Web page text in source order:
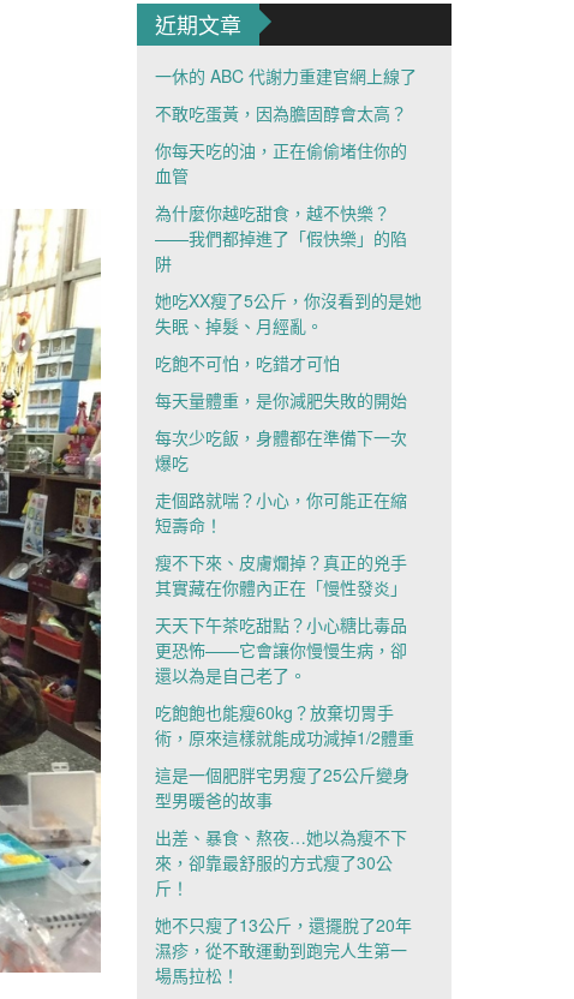
近期文章
一休的 ABC 代謝力重建官網上線了
不敢吃蛋黃，因為膽固醇會太高？
你每天吃的油，正在偷偷堵住你的
血管
為什麼你越吃甜食，越不快樂？
——我們都掉進了「假快樂」的陷
阱
她吃XX瘦了5公斤，你沒看到的是她
失眠、掉髮、月經亂。
吃飽不可怕，吃錯才可怕
每天量體重，是你減肥失敗的開始
每次少吃飯，身體都在準備下一次
爆吃
走個路就喘？小心，你可能正在縮
短壽命！
瘦不下來、皮膚爛掉？真正的兇手
其實藏在你體內正在「慢性發炎」
天天下午茶吃甜點？小心糖比毒品
更恐怖——它會讓你慢慢生病，卻
還以為是自己老了。
吃飽飽也能瘦60kg？放棄切胃手
術，原來這樣就能成功減掉1/2體重
這是一個肥胖宅男瘦了25公斤變身
型男暖爸的故事
出差、暴食、熬夜…她以為瘦不下
來，卻靠最舒服的方式瘦了30公
斤！
她不只瘦了13公斤，還擺脫了20年
濕疹，從不敢運動到跑完人生第一
場馬拉松！